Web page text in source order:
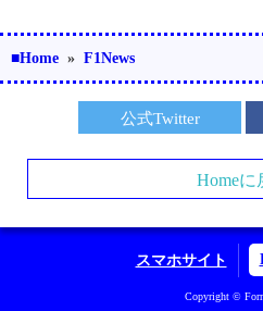
■Home » F1News
公式Twitter
Homeに
スマホサイト
Copyright ©